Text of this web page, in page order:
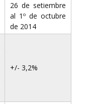
26 de setiembre
al 1º de octubre
de 2014
+/- 3,2%